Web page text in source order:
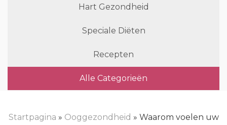
Hart Gezondheid
Speciale Diëten
Recepten
Alle Categorieën
Startpagina » Ooggezondheid » Waarom voelen uw